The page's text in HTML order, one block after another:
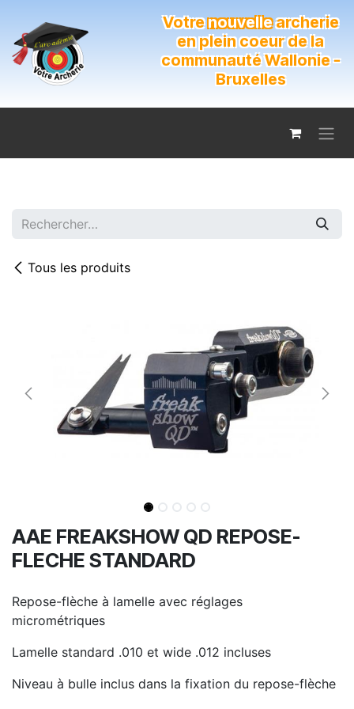
Votrenouvellearcherie
en plein coeur de la
communauté Wallonie -
Bruxelles
Tous les produits
AAE FREAKSHOW QD REPOSE-
FLECHE STANDARD
Repose-flèche à lamelle avec réglages
micrométriques
Lamelle standard .010 et wide .012 incluses
Niveau à bulle inclus dans la fixation du repose-flèche